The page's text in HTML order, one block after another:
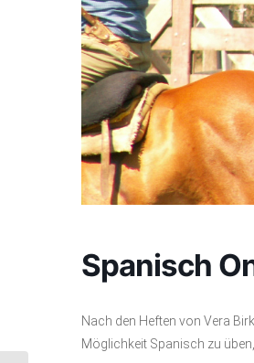
Spanisch
Nach den Heften von Vera
Möglichkeit Spanisch zu